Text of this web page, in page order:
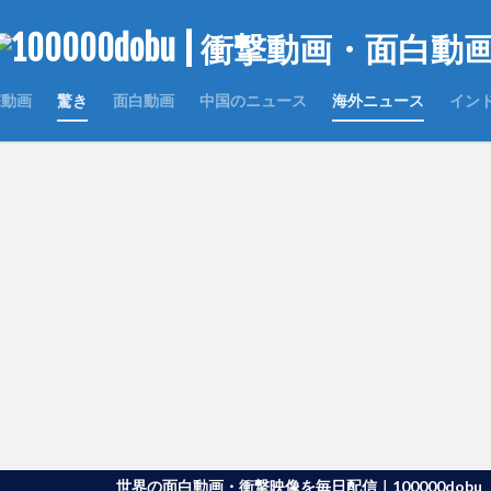
画 驚き 面白動画 中国のニュース 海外ニュース イン
世界の面白動画・衝撃映像を毎日配信｜100000dobu